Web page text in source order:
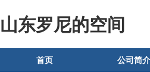
山东罗尼的空间
首页 公司简介